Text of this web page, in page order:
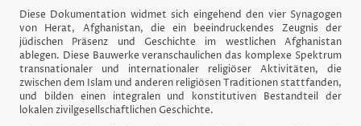
Diese Dokumentation widmet sich eingehend den vier Synagogen
von Herat, Afghanistan, die ein beeindruckendes Zeugnis der
jüdischen Präsenz und Geschichte im westlichen Afghanistan
ablegen. Diese Bauwerke veranschaulichen das komplexe Spektrum
transnationaler und internationaler religiöser Aktivitäten, die
zwischen dem Islam und anderen religiösen Traditionen stattfanden,
und bilden einen integralen und konstitutiven Bestandteil der
lokalen zivilgesellschaftlichen Geschichte.